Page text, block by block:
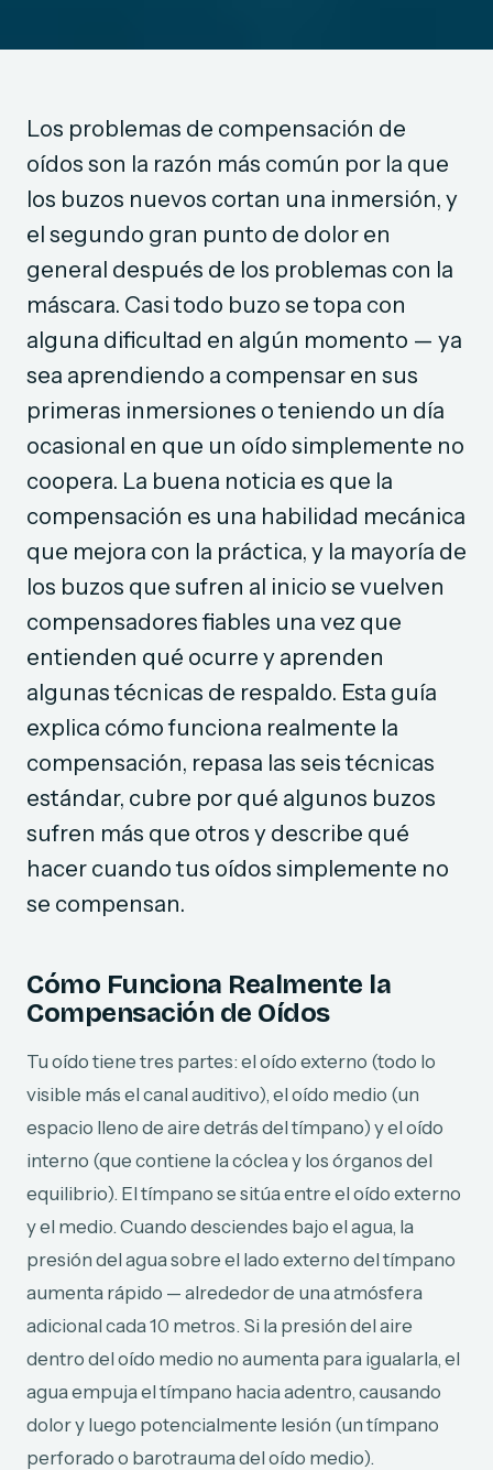
Los problemas de compensación de
oídos son la razón más común por la que
los buzos nuevos cortan una inmersión, y
el segundo gran punto de dolor en
general después de los problemas con la
máscara. Casi todo buzo se topa con
alguna dificultad en algún momento — ya
sea aprendiendo a compensar en sus
primeras inmersiones o teniendo un día
ocasional en que un oído simplemente no
coopera. La buena noticia es que la
compensación es una habilidad mecánica
que mejora con la práctica, y la mayoría de
los buzos que sufren al inicio se vuelven
compensadores fiables una vez que
entienden qué ocurre y aprenden
algunas técnicas de respaldo. Esta guía
explica cómo funciona realmente la
compensación, repasa las seis técnicas
estándar, cubre por qué algunos buzos
sufren más que otros y describe qué
hacer cuando tus oídos simplemente no
se compensan.
Cómo Funciona Realmente la
Compensación de Oídos
Tu oído tiene tres partes: el oído externo (todo lo
visible más el canal auditivo), el oído medio (un
espacio lleno de aire detrás del tímpano) y el oído
interno (que contiene la cóclea y los órganos del
equilibrio). El tímpano se sitúa entre el oído externo
y el medio. Cuando desciendes bajo el agua, la
presión del agua sobre el lado externo del tímpano
aumenta rápido — alrededor de una atmósfera
adicional cada 10 metros. Si la presión del aire
dentro del oído medio no aumenta para igualarla, el
agua empuja el tímpano hacia adentro, causando
dolor y luego potencialmente lesión (un tímpano
perforado o barotrauma del oído medio).